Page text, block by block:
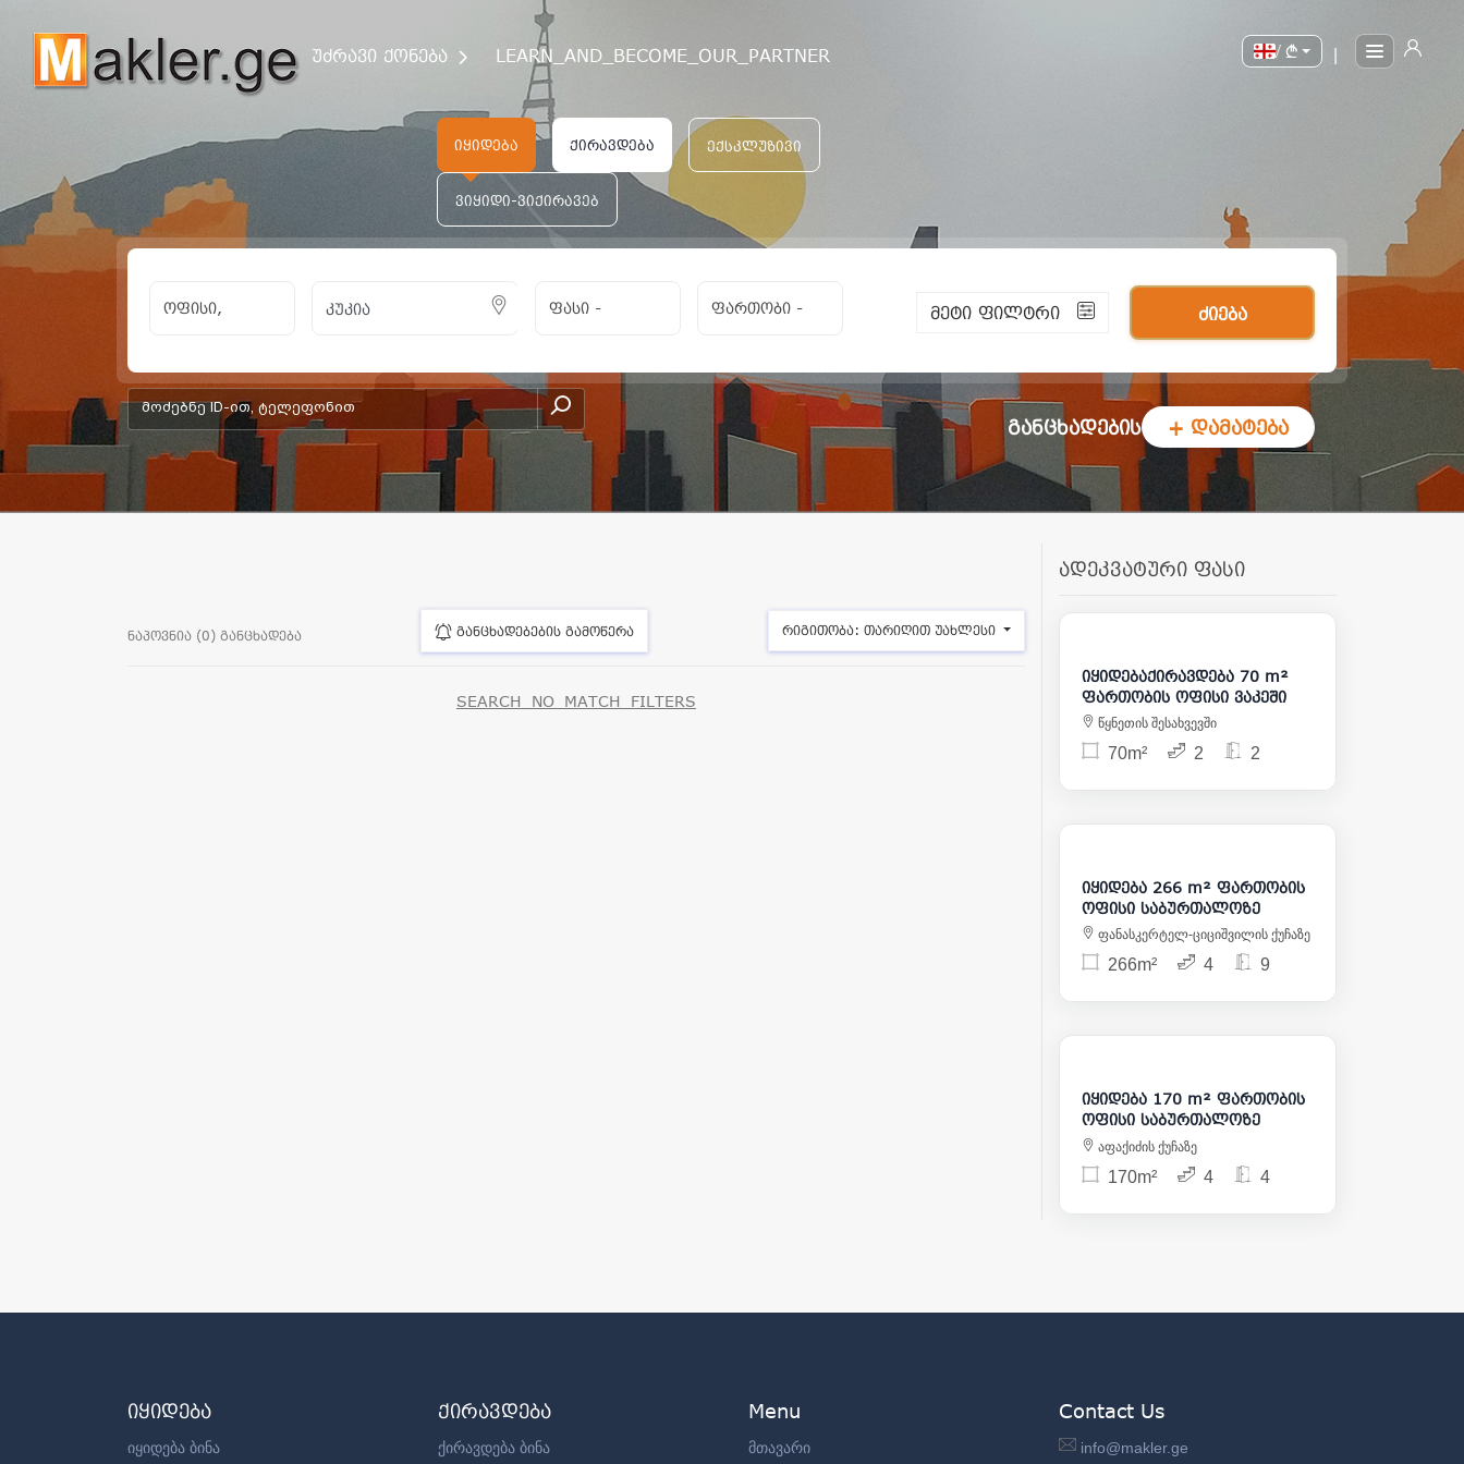
უძრავი ქონება LEARN_AND_BECOME_OUR_PARTNER /
იყიდება ქირავდება ექსკლუზივი
ვიყიდი-ვიქირავებ
ოფისი, ფასი - ფართობი - მეტი ფილტრი ძიება
add-form
განცხადების + დამატება
ნაპოვნია (0) განცხადება განცხადებების გამოწერა რიგითობა: თარიღით უახლესი
SEARCH_NO_MATCH_FILTERS
ადეკვატური ფასი
175 000
იყიდებაქირავდება 70 m²
ფართობის ოფისი ვაკეში
წყნეთის შესახვევში
70m² 2 2
330 000
იყიდება 266 m² ფართობის
ოფისი საბურთალოზე
ფანასკერტელ-ციციშვილის ქუჩაზე
266m² 4 9
357 000
იყიდება 170 m² ფართობის
ოფისი საბურთალოზე
აფაქიძის ქუჩაზე
170m² 4 4
იყიდება
იყიდება ბინა
ქირავდება
ქირავდება ბინა
Menu
მთავარი
Contact Us
info@makler.ge